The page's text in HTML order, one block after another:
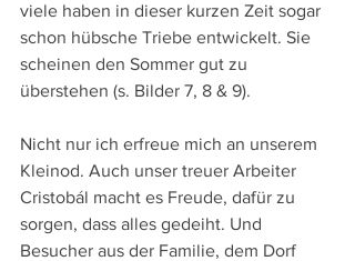
viele haben in dieser kurzen Zeit sogar
schon hübsche Triebe entwickelt. Sie
scheinen den Sommer gut zu
überstehen (s. Bilder 7, 8 & 9).
Nicht nur ich erfreue mich an unserem
Kleinod. Auch unser treuer Arbeiter
Cristobál macht es Freude, dafür zu
sorgen, dass alles gedeiht. Und
Besucher aus der Familie, dem Dorf